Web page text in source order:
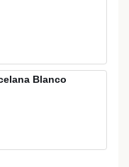
Blanco